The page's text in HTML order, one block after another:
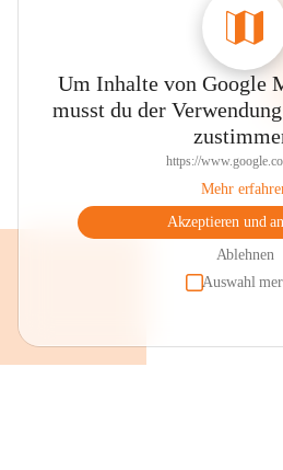
Um Inhalte von Google
musst du der
https://
Mehr
Akzeptieren und
Ablehnen
Auswahl